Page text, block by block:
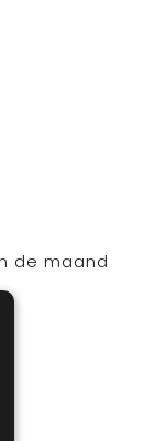
de maand